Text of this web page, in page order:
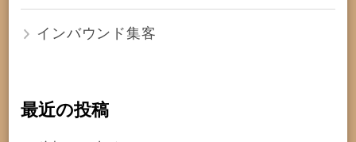
インバウンド集客
最近の投稿